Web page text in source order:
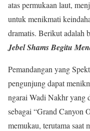
atas permukaan laut,
untuk menikmati
dramatis. Berikut adalah
Jebel Shams Begitu
Pemandangan yang
pengunjung dapat
ngarai Wadi Nakhr yang
sebagai “Grand Canyon
memukau, terutama saat